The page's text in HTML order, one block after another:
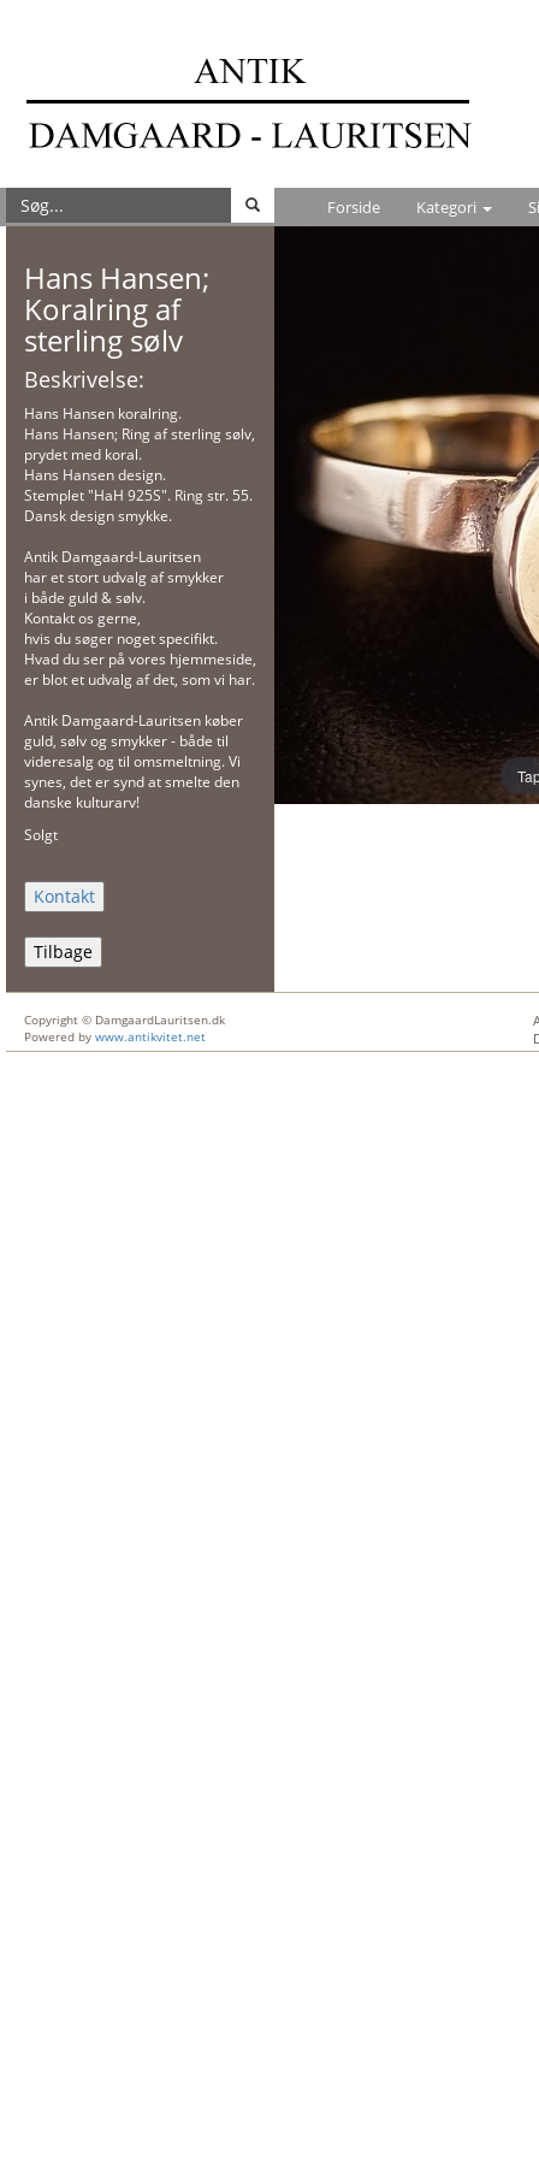
Forside Kategori
Hans Hansen;
Koralring af
sterling sølv
Beskrivelse:
Hans Hansen koralring.
Hans Hansen; Ring af sterling sølv,
prydet med koral.
Hans Hansen design.
Stemplet "HaH 925S". Ring str. 55.
Dansk design smykke.
Antik Damgaard-Lauritsen
har et stort udvalg af smykker
i både guld & sølv.
Kontakt os gerne,
hvis du søger noget specifikt.
Hvad du ser på vores hjemmeside,
er blot et udvalg af det, som vi har.
Antik Damgaard-Lauritsen køber
guld, sølv og smykker - både til
videresalg og til omsmeltning. Vi
synes, det er synd at smelte den
danske kulturarv!
Solgt
Tilbage
Copyright © DamgaardLauritsen.dk
Powered by www.antikvitet.net